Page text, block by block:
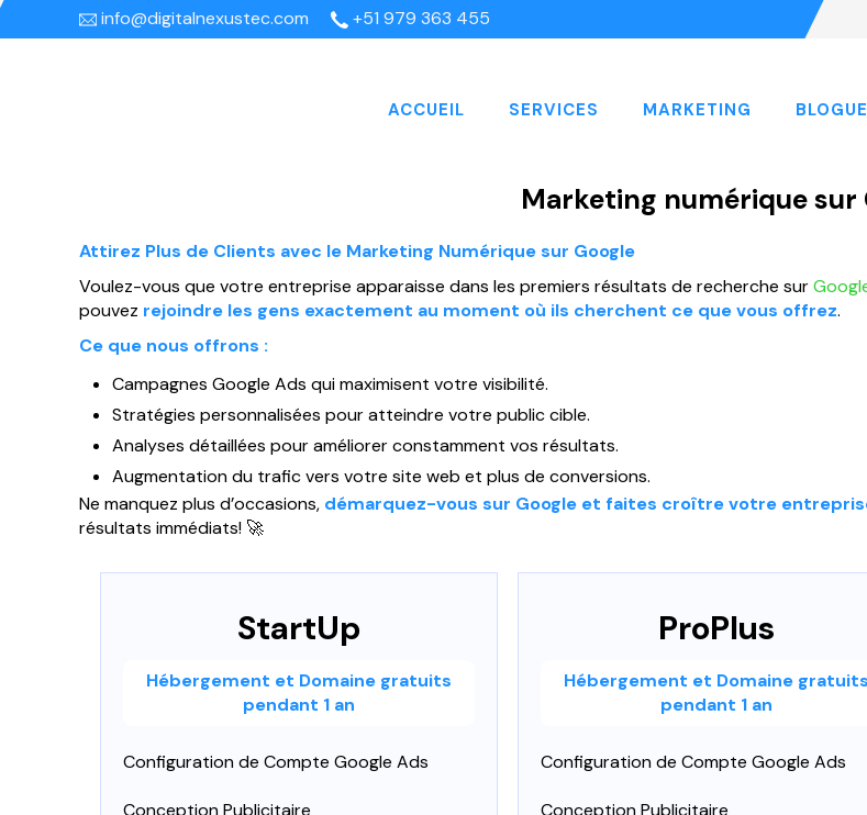
info@digitalnexustec.com +51 979 363 455
ACCUEIL SERVICES MARKETING BLOGUE
Marketing numérique sur
Attirez Plus de Clients avec le Marketing Numérique sur Google
Voulez-vous que votre entreprise apparaisse dans les premiers résultats de recherche sur
pouvez rejoindre les gens exactement au moment où ils cherchent ce que vous offrez.
Ce que nous offrons :
Campagnes Google Ads qui maximisent votre visibilité.
Stratégies personnalisées pour atteindre votre public cible.
Analyses détaillées pour améliorer constamment vos résultats.
Augmentation du trafic vers votre site web et plus de conversions.
Ne manquez plus d’occasions, démarquez-vous sur Google et faites croître votre
résultats immédiats! 🚀
StartUp
Hébergement et Domaine gratuits
pendant 1 an
Configuration de Compte Google Ads
Conception Publicitaire
ProPlus
Hébergement et Domaine gratuits
pendant 1 an
Configuration de Compte Google Ads
Conception Publicitaire